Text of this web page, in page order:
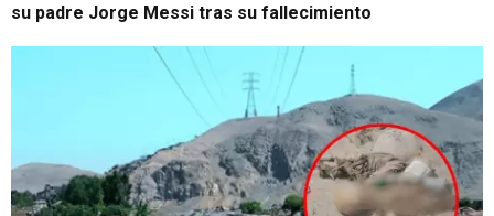
su padre Jorge Messi tras su fallecimiento